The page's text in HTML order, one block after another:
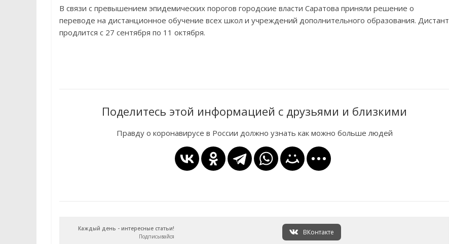
В связи с превышением эпидемических порогов городские власти Саратова приняли решение о
переводе на дистанционное обучение всех школ и учреждений дополнительного образования. Дистант
продлится с 27 сентября по 11 октября.
Поделитесь этой информацией с друзьями и близкими
Правду о коронавирусе в России должно узнать как можно больше людей
Каждый день - интересные статьи!
Подписывайся
ВКонтакте